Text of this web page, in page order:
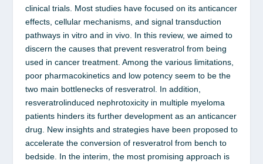
clinical trials. Most studies have focused on its anticancer
effects, cellular mechanisms, and signal transduction
pathways in vitro and in vivo. In this review, we aimed to
discern the causes that prevent resveratrol from being
used in cancer treatment. Among the various limitations,
poor pharmacokinetics and low potency seem to be the
two main bottlenecks of resveratrol. In addition,
resveratrolinduced nephrotoxicity in multiple myeloma
patients hinders its further development as an anticancer
drug. New insights and strategies have been proposed to
accelerate the conversion of resveratrol from bench to
bedside. In the interim, the most promising approach is